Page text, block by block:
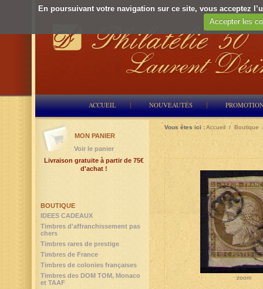
En poursuivant votre navigation sur ce site, vous acceptez
Accepter les
ACCUEIL NOUVEAUTÉS
Vous êtes ici :Accueil / Boutique
zoom
BOUTIQUE
IDEES CADEAUX
Timbres d'affranchissement pas
chers
Timbres rares de prestige
Timbres de France
Timbres de colonies françaises
Timbres des DOM TOM, Monaco
et TAAF
MON PANIER
Voir le panier
Livraison gratuite à partir de 75€
d'achat !